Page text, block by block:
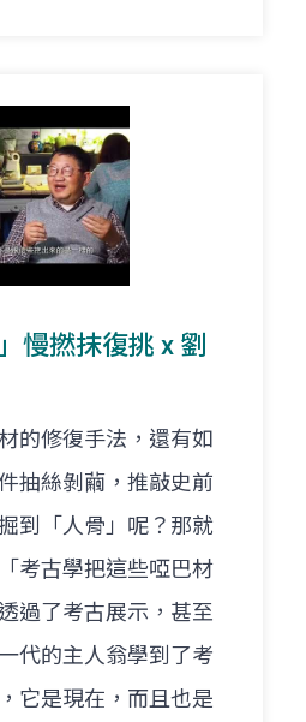
慢撚抹復挑 x 劉
的修復手法，還有如
抽絲剝繭，推敲史前
到「人骨」呢？那就
考古學把這些啞巴材
過了考古展示，甚至
代的主人翁學到了考
它是現在，而且也是